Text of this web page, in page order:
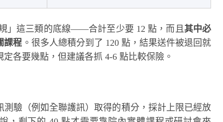
」這三類的底線——合計至少要 12 點，而且 其中必
課程 。很多人總積分到了 120 點，結果送件被退回就
各要幾點，但建議各抓 4-6 點比較保險。
驗（例如全聯護訊）取得的積分，採計上限已經放